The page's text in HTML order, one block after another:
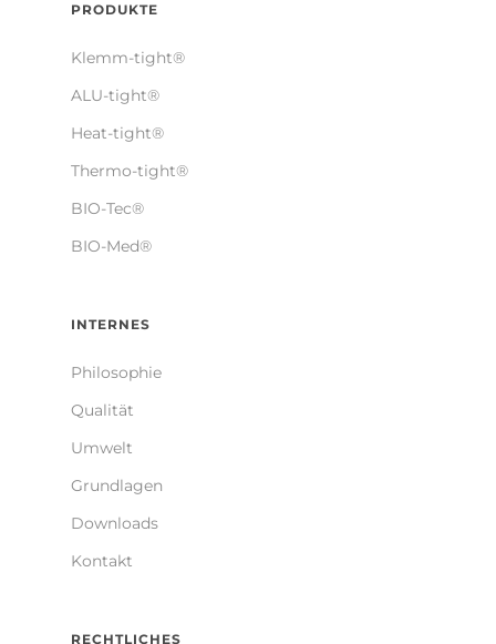
PRODUKTE
Klemm-tight®
ALU-tight®
Heat-tight®
Thermo-tight®
BIO-Tec®
BIO-Med®
INTERNES
Philosophie
Qualität
Umwelt
Grundlagen
Downloads
Kontakt
RECHTLICHES